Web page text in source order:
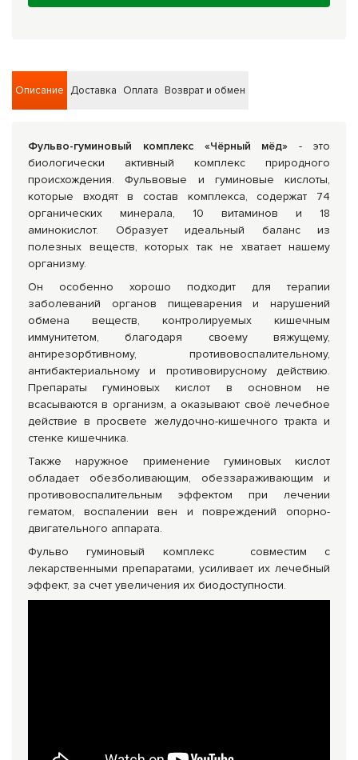
Описание Доставка Оплата Возврат и обмен
Фульво-гуминовый комплекс «Чёрный мёд» - это
биологически активный комплекс природного
происхождения. Фульвовые и гуминовые кислоты,
которые входят в состав комплекса, содержат 74
органических минерала, 10 витаминов и 18
аминокислот. Образует идеальный баланс из
полезных веществ, которых так не хватает нашему
организму.
Он особенно хорошо подходит для терапии
заболеваний органов пищеварения и нарушений
обмена веществ, контролируемых кишечным
иммунитетом, благодаря своему вяжущему,
антирезорбтивному, противовоспалительному,
антибактериальному и противовирусному действию.
Препараты гуминовых кислот в основном не
всасываются в организм, а оказывают своё лечебное
действие в просвете желудочно-кишечного тракта и
стенке кишечника.
Также наружное применение гуминовых кислот
обладает обезболивающим, обеззараживающим и
противовоспалительным эффектом при лечении
гематом, воспалении вен и повреждений опорно-
двигательного аппарата.
Фульво гуминовый комплекс совместим с
лекарственными препаратами, усиливает их лечебный
эффект, за счет увеличения их биодоступности.